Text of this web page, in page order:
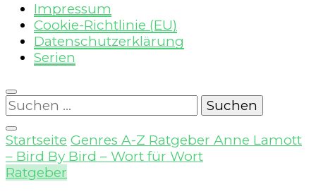
Impressum
Cookie-Richtlinie (EU)
Datenschutzerklärung
Serien
Suchen
nach:
Startseite Genres A-Z Ratgeber Anne Lamott
– Bird By Bird – Wort für Wort
Ratgeber